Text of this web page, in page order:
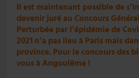
Il est maintenant possible de
devenir juré au Concours
Perturbée par l’épidémie de
2021 n’a pas lieu à Paris mais
province. Pour le concours des
vous à Angoulême !